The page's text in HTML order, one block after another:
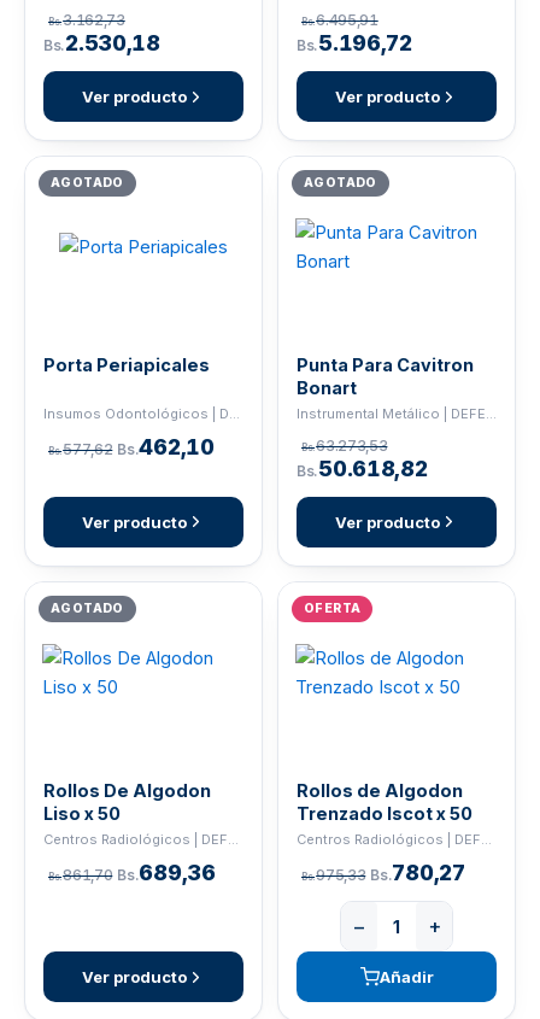
Bs.3.162,73
Bs.2.530,18
Ver producto
Bs.6.495,91
Bs.5.196,72
Ver producto
AGOTADO
Porta Periapicales
Insumos Odontológicos | DEFEND
Bs.577,62 Bs.462,10
Ver producto
AGOTADO
Punta Para Cavitron
Bonart
Instrumental Metálico | DEFEND
Bs.63.273,53
Bs.50.618,82
Ver producto
AGOTADO
Rollos De Algodon
Liso x 50
Bs.861,70 Bs.689,36
Ver producto
OFERTA
Rollos de Algodon
Trenzado Iscot x 50
Bs.975,33 Bs.780,27
− +
Añadir